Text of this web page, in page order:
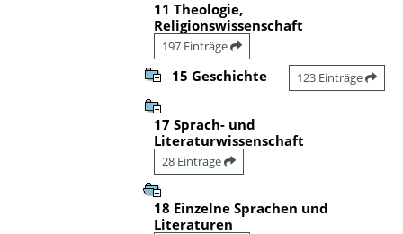
11 Theologie,
Religionswissenschaft
197 Einträge
15 Geschichte 123 Einträge
17 Sprach- und
Literaturwissenschaft
28 Einträge
18 Einzelne Sprachen und
Literaturen